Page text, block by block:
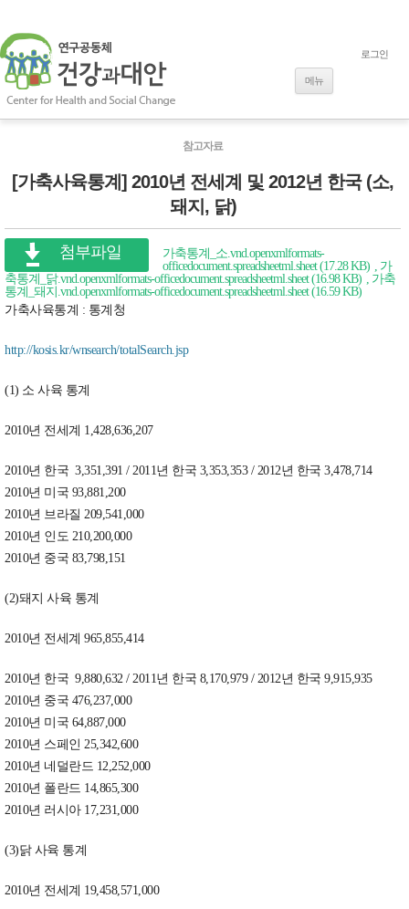
메뉴
로그인
참고자료
[가축사육통계] 2010년 전세계 및 2012년 한국 (소,
돼지, 닭)
첨부파일
가축통계_소.vnd.openxmlformats-
officedocument.spreadsheetml.sheet (17.28 KB)
가
축통계_닭.vnd.openxmlformats-officedocument.spreadsheetml.sheet (16.98 KB)
가축
통계_돼지.vnd.openxmlformats-officedocument.spreadsheetml.sheet (16.59 KB)
가축사육통계 : 통계청
http://kosis.kr/wnsearch/totalSearch.jsp
(1) 소 사육 통계
2010년 전세계 1,428,636,207
2010년 한국 3,351,391 / 2011년 한국 3,353,353 / 2012년 한국 3,478,714
2010년 미국 93,881,200
2010년 브라질 209,541,000
2010년 인도 210,200,000
2010년 중국 83,798,151
(2)돼지 사육 통계
2010년 전세계 965,855,414
2010년 한국 9,880,632 / 2011년 한국 8,170,979 / 2012년 한국 9,915,935
2010년 중국 476,237,000
2010년 미국 64,887,000
2010년 스페인 25,342,600
2010년 네덜란드 12,252,000
2010년 폴란드 14,865,300
2010년 러시아 17,231,000
(3)닭 사육 통계
2010년 전세계 19,458,571,000